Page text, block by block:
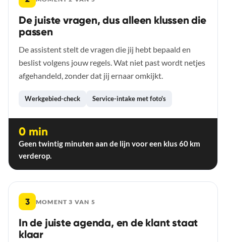
De juiste vragen, dus alleen klussen die
passen
De assistent stelt de vragen die jij hebt bepaald en
beslist volgens jouw regels. Wat niet past wordt netjes
afgehandeld, zonder dat jij ernaar omkijkt.
Werkgebied-check Service-intake met foto's
0 min
Geen twintig minuten aan de lijn voor een klus 60 km
verderop.
3 MOMENT 3 VAN 5
In de juiste agenda, en de klant staat
klaar